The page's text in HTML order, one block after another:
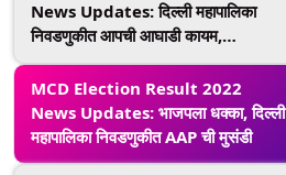
News Updates: दिल्ली महापालिका
निवडणुकीत आपची आघाडी कायम,
भाजपासमोर आव्हान
MCD Election Result 2022
News Updates: भाजपला धक्का, दिल्ली
महापालिका निवडणुकीत AAP ची मुसंडी